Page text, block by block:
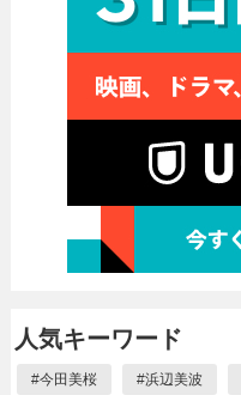
人気キーワード
#今田美桜 #浜辺美波